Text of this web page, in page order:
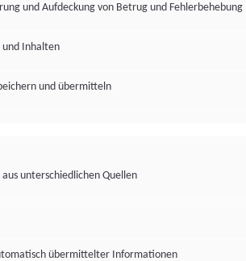
und Aufdeckung von Betrug und Fehlerbehebung
und Inhalten
und übermitteln
unterschiedlichen Quellen
übermittelter Informationen